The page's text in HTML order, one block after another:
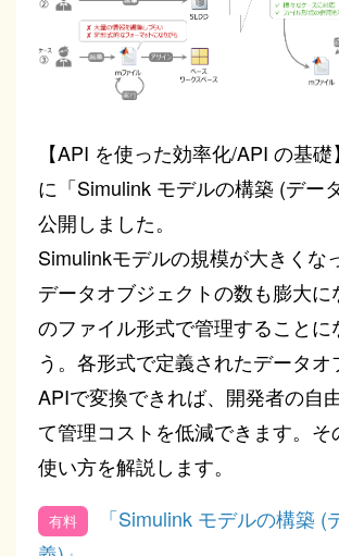
【API を使った効率化/API の基
に「Simulink モデルの構築 (デー
公開しました。
Simulinkモデルの規模が大きくな
データオブジェクトの数も膨大
のファイル形式で管理することに
う。各形式で定義されたデータオ
APIで変換できれば、開発者の自
て管理コストを低減できます。そ
使い方を解説します。
「Simulink モデルの構築 (